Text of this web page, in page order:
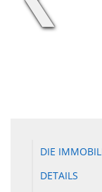
DIE
DETAILS